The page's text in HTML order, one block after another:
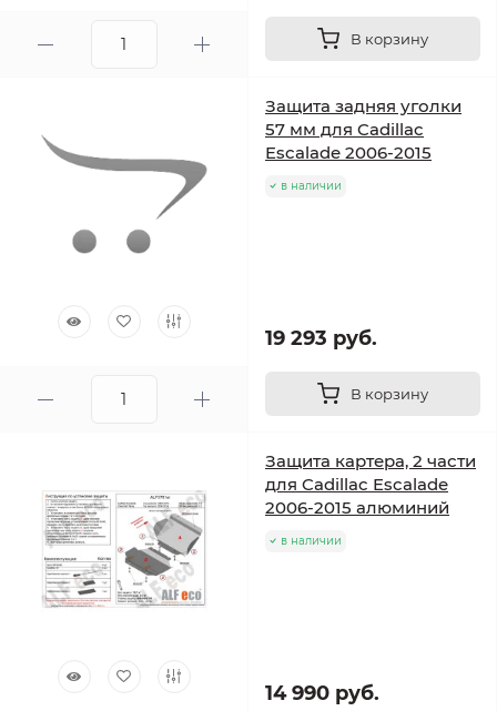
В корзину
Защита задняя уголки
57 мм для Cadillac
Escalade 2006-2015
в наличии
19 293 руб.
В корзину
Защита картера, 2 части
для Cadillac Escalade
2006-2015 алюминий
в наличии
14 990 руб.